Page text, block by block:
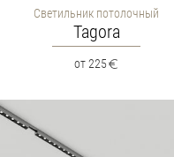
Светильник потолочный
Tagora
от 225